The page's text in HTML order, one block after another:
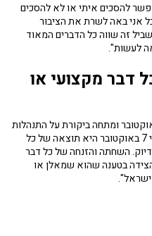
להסכים איתי או לא להסכים
אני באה לשרת את הציבור
זה שווה כל הדברים המאוד
לעשות".
דבר מקצועי או
השיחה ציינה את מחדלי טבח 7 באוקטובר ומתחה ביקורת על התנהלות
ממשלות נתניהו: "קריסת הממשלה אחרי 7 באוקטובר היא תוצאה של כל
השחתה והזנחה של כל דבר
הצידה בטענה שהוא שמאלן או